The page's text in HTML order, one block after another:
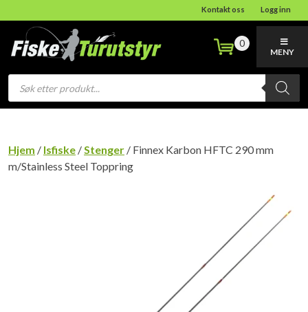
Kontakt oss Logg inn
Products
search
0
MENY
Hjem / Isfiske /Stenger / Finnex Karbon HFTC 290 mm
m/Stainless Steel Toppring